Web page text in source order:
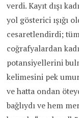
verdi. Kayıt dışı
yol gösterici ışığı
cesaretlendirdi;
coğrafyalardan
potansiyellerini
kelimesini pek
ve hatta ondan
bağlıydı ve hem